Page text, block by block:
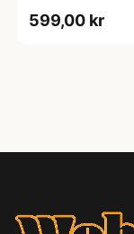
599,00 kr